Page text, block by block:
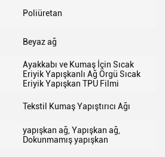
Poliüretan
Beyaz ağ
Ayakkabı ve Kumaş İçin Sıcak
Eriyik Yapışkanlı Ağ Örgü Sıcak
Eriyik Yapışkan TPU Filmi
Tekstil Kumaş Yapıştırıcı Ağı
yapışkan ağ, Yapışkan ağ,
Dokunmamış yapışkan